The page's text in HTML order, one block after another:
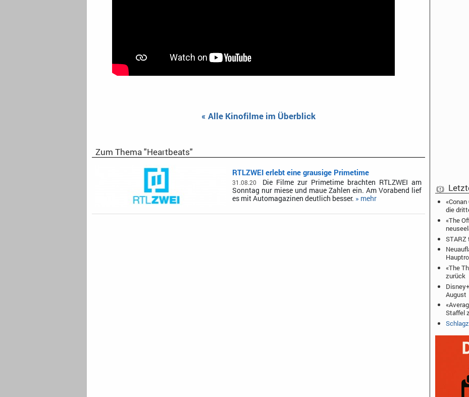
« Alle Kinofilme im Überblick
Zum Thema "Heartbeats"
RTLZWEI erlebt eine grausige Primetime
31.08.20
Die Filme zur Primetime brachten RTLZWEI am
Sonntag nur miese und maue Zahlen ein. Am Vorabend lief
es mit Automagazinen deutlich besser. » mehr
die
«The
STARZ
«The
zurück
August
Staffel